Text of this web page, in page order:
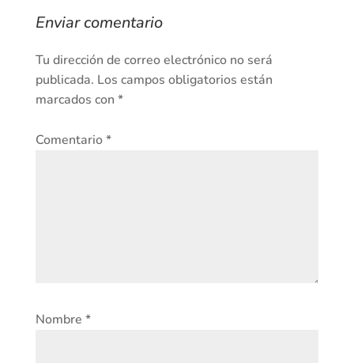
Enviar comentario
Tu dirección de correo electrónico no será
publicada. Los campos obligatorios están
marcados con *
Comentario*
Nombre *